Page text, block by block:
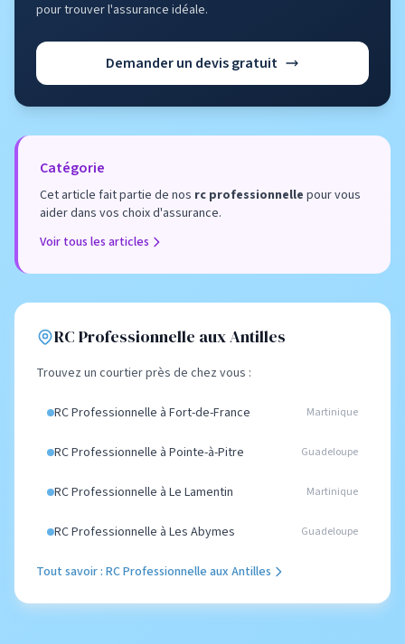
pour trouver l'assurance idéale.
Demander un devis gratuit
Catégorie
Cet article fait partie de nos rc professionnelle pour vous
aider dans vos choix d'assurance.
Voir tous les articles
RC Professionnelle aux Antilles
Trouvez un courtier près de chez vous :
RC Professionnelle à Fort-de-France Martinique
RC Professionnelle à Pointe-à-Pitre Guadeloupe
RC Professionnelle à Le Lamentin Martinique
RC Professionnelle à Les Abymes Guadeloupe
Tout savoir : RC Professionnelle aux Antilles